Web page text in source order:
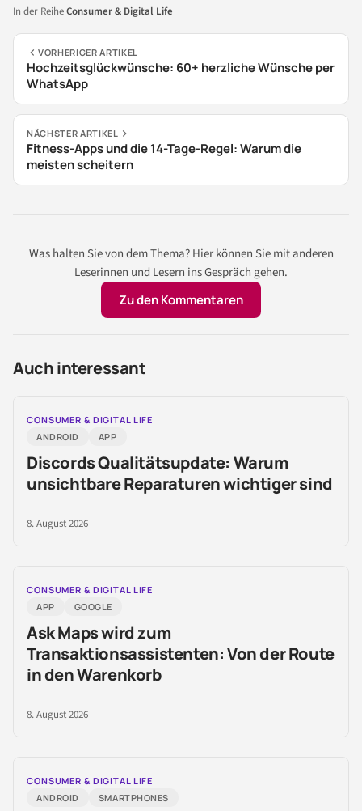
In der ReiheConsumer & Digital Life
VORHERIGER ARTIKEL
Hochzeitsglückwünsche: 60+ herzliche Wünsche per
WhatsApp
NÄCHSTER ARTIKEL
Fitness-Apps und die 14-Tage-Regel: Warum die
meisten scheitern
Was halten Sie von dem Thema? Hier können Sie mit anderen
Leserinnen und Lesern ins Gespräch gehen.
Zu den Kommentaren
Auch interessant
CONSUMER & DIGITAL LIFE
ANDROID
APP
Discords Qualitätsupdate: Warum
unsichtbare Reparaturen wichtiger sind
8. August 2026
CONSUMER & DIGITAL LIFE
APP
GOOGLE
Ask Maps wird zum
Transaktionsassistenten: Von der Route
in den Warenkorb
8. August 2026
CONSUMER & DIGITAL LIFE
ANDROID
SMARTPHONES